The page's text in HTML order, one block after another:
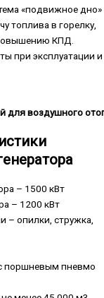
«подвижное дно»
топлива в горелку,
КПД.
при эксплуатации и
для воздушного
– 1500 кВт
– 1200 кВт
– опилки, стружка,
поршневым пневмо